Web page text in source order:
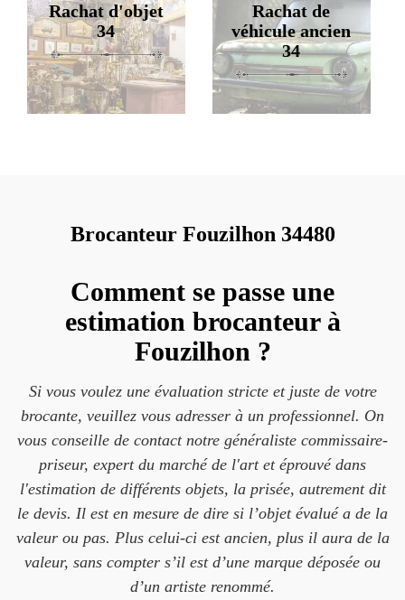
Rachat d'objet
34
Rachat de
véhicule ancien
34
Brocanteur Fouzilhon 34480
Comment se passe une
estimation brocanteur à
Fouzilhon ?
Si vous voulez une évaluation stricte et juste de votre
brocante, veuillez vous adresser à un professionnel. On
vous conseille de contact notre généraliste commissaire-
priseur, expert du marché de l'art et éprouvé dans
l'estimation de différents objets, la prisée, autrement dit
le devis. Il est en mesure de dire si l’objet évalué a de la
valeur ou pas. Plus celui-ci est ancien, plus il aura de la
valeur, sans compter s’il est d’une marque déposée ou
d’un artiste renommé.